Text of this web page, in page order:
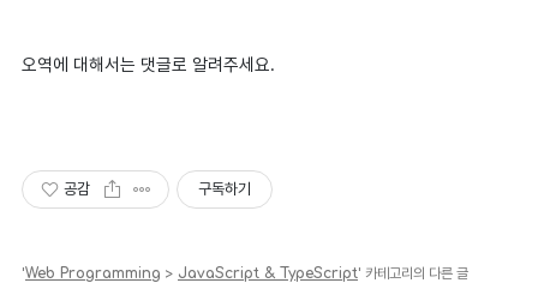
오역에 대해서는 댓글로 알려주세요.
공감 구독하기
'Web Programming > JavaScript & TypeScript' 카테고리의 다른 글